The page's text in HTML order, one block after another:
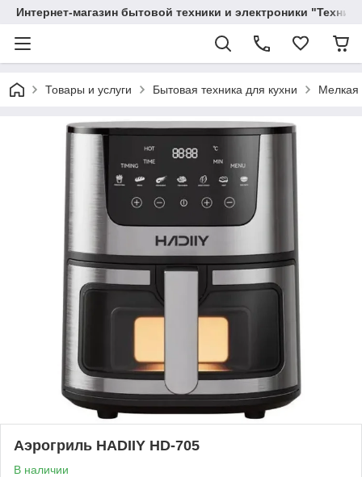
Интернет-магазин бытовой техники и электроники
Товары и услуги Бытовая техника для кухни Мелкая
Аэрогриль HADIIY HD-705
В наличии